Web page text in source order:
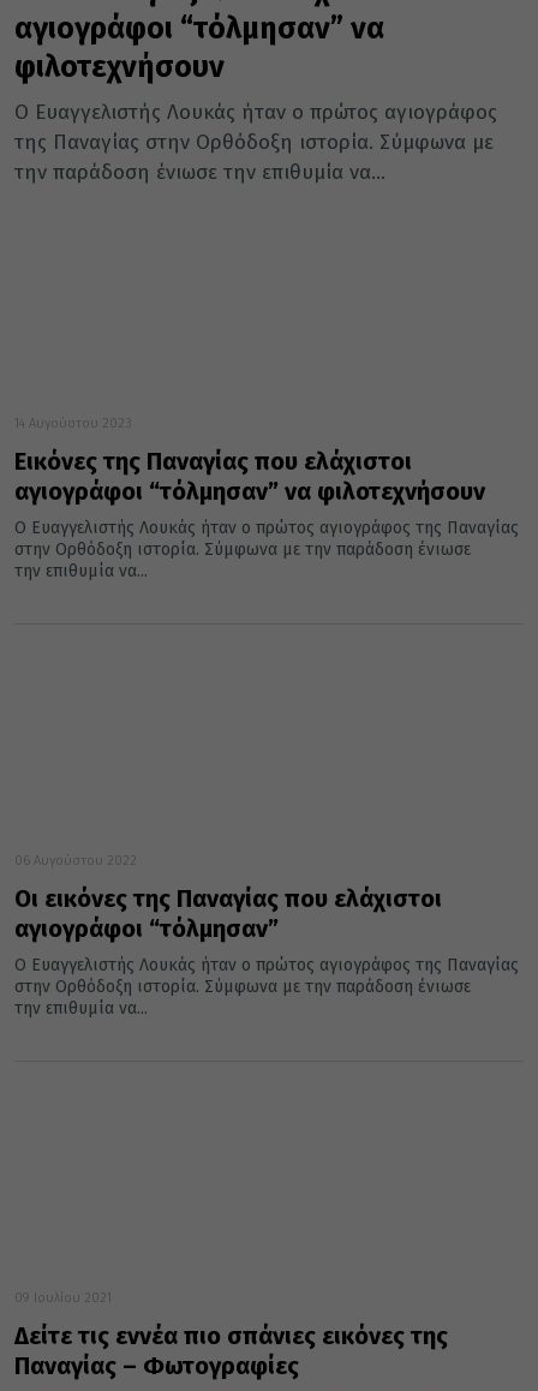
αγιογράφοι “τόλμησαν” να
φιλοτεχνήσουν
Ο Ευαγγελιστής Λουκάς ήταν ο πρώτος αγιογράφος
της Παναγίας στην Ορθόδοξη ιστορία. Σύμφωνα με
την παράδοση ένιωσε την επιθυμία να...
14 Αυγούστου 2023
Εικόνες της Παναγίας που ελάχιστοι
αγιογράφοι “τόλμησαν” να φιλοτεχνήσουν
Ο Ευαγγελιστής Λουκάς ήταν ο πρώτος αγιογράφος της Παναγίας
στην Ορθόδοξη ιστορία. Σύμφωνα με την παράδοση ένιωσε
την επιθυμία να...
06 Αυγούστου 2022
Οι εικόνες της Παναγίας που ελάχιστοι
αγιογράφοι “τόλμησαν”
Ο Ευαγγελιστής Λουκάς ήταν ο πρώτος αγιογράφος της Παναγίας
στην Ορθόδοξη ιστορία. Σύμφωνα με την παράδοση ένιωσε
την επιθυμία να...
09 Ιουλίου 2021
Δείτε τις εννέα πιο σπάνιες εικόνες της
Παναγίας – Φωτογραφίες